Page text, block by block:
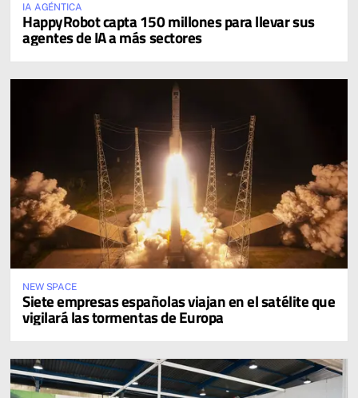
IA AGÉNTICA
HappyRobot capta 150 millones para llevar sus
agentes de IA a más sectores
NEW SPACE
Siete empresas españolas viajan en el satélite que
vigilará las tormentas de Europa